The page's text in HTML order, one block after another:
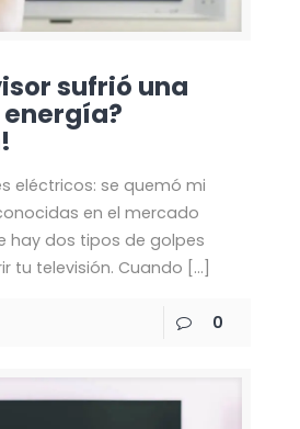
sufrió una
eléctricos: se quemó mi
en el mercado
hay dos tipos de golpes
tu televisión. Cuando […]
0